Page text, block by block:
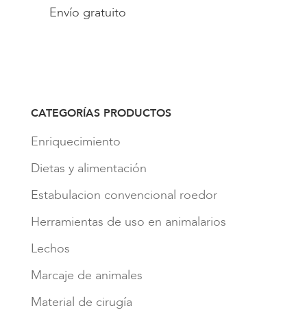
Envío gratuito
CATEGORÍAS PRODUCTOS
Enriquecimiento
Dietas y alimentación
Estabulacion convencional roedor
Herramientas de uso en animalarios
Lechos
Marcaje de animales
Material de cirugía